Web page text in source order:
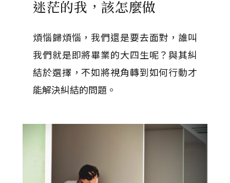
迷茫的我，該怎麼做
煩惱歸煩惱，我們還是要去面對，誰叫
我們就是即將畢業的大四生呢？與其糾
結於選擇，不如將視角轉到如何行動才
能解決糾結的問題。